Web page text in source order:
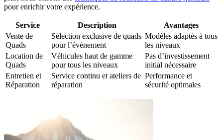
pour enrichir votre expérience.
Service Description
Avantages
Vente de
Quads
Sélection exclusive de quads
pour l’événement
Modèles adaptés à tous
les niveaux
Location de
Quads
Véhicules haut de gamme
pour tous les niveaux
Pas d’investissement
initial nécessaire
Entretien et
Réparation
Service continu et ateliers de
réparation
Performance et
sécurité optimales